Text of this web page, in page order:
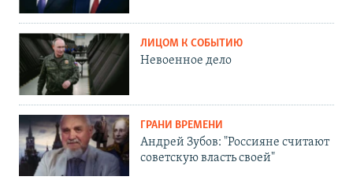
ЛИЦОМ К СОБЫТИЮ
Невоенное дело
ГРАНИ ВРЕМЕНИ
Андрей Зубов: "Россияне считают
советскую власть своей"